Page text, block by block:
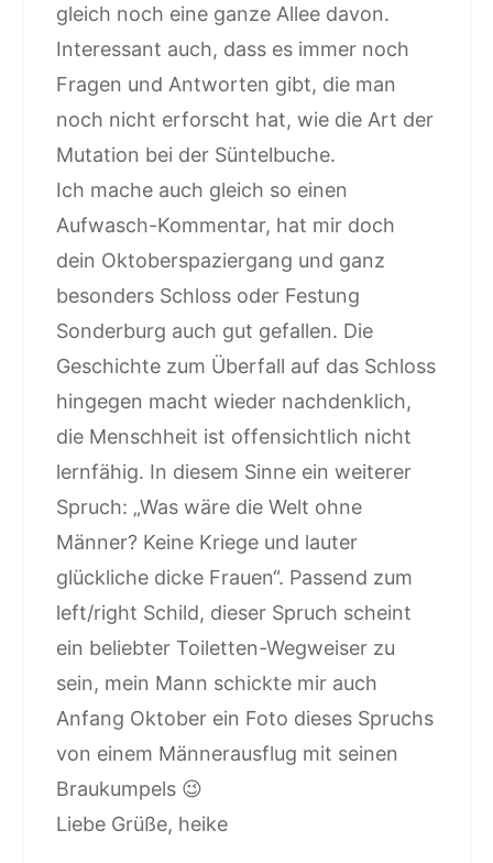
gleich noch eine ganze Allee davon.
Interessant auch, dass es immer noch
Fragen und Antworten gibt, die man
noch nicht erforscht hat, wie die Art der
Mutation bei der Süntelbuche.
Ich mache auch gleich so einen
Aufwasch-Kommentar, hat mir doch
dein Oktoberspaziergang und ganz
besonders Schloss oder Festung
Sonderburg auch gut gefallen. Die
Geschichte zum Überfall auf das Schloss
hingegen macht wieder nachdenklich,
die Menschheit ist offensichtlich nicht
lernfähig. In diesem Sinne ein weiterer
Spruch: „Was wäre die Welt ohne
Männer? Keine Kriege und lauter
glückliche dicke Frauen“. Passend zum
left/right Schild, dieser Spruch scheint
ein beliebter Toiletten-Wegweiser zu
sein, mein Mann schickte mir auch
Anfang Oktober ein Foto dieses Spruchs
von einem Männerausflug mit seinen
Braukumpels 😉
Liebe Grüße, heike